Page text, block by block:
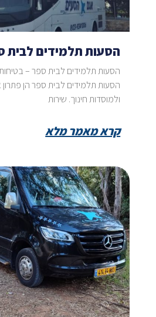
הסעות תלמידים לבית
הסעות תלמידים לבית ספר – בטיחות,
הסעות תלמידים לבית ספר הן פתרון
ולמוסדות חינוך. שירות
קרא מאמר מלא